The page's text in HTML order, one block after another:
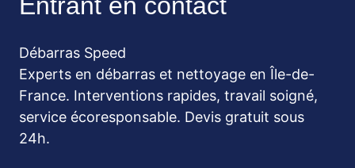
Débarras Speed
Experts en débarras et nettoyage en Île-de-
France. Interventions rapides, travail soigné,
service écoresponsable. Devis gratuit sous
24h.